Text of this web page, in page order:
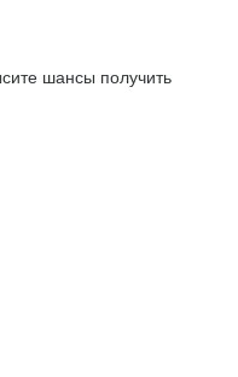
шансы получить